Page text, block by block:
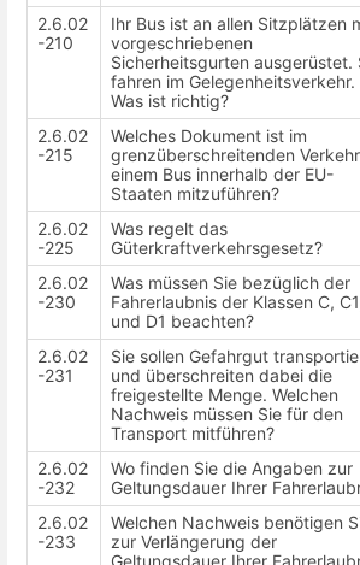
2.6.02
-210
Ihr Bus ist an allen Sitzplätzen
vorgeschriebenen
Sicherheitsgurten ausgerüstet.
fahren im Gelegenheitsverkehr.
Was ist richtig?
2.6.02
-215
Welches Dokument ist im
grenzüberschreitenden
einem Bus innerhalb der EU-
Staaten mitzuführen?
2.6.02
-225
Was regelt das
Güterkraftverkehrsgesetz?
2.6.02
-230
Was müssen Sie bezüglich der
Fahrerlaubnis der Klassen C,
und D1 beachten?
2.6.02
-231
Sie sollen Gefahrgut
und überschreiten dabei die
freigestellte Menge. Welchen
Nachweis müssen Sie für den
Transport mitführen?
2.6.02
-232
Wo finden Sie die Angaben zur
Geltungsdauer Ihrer
2.6.02
-233
Welchen Nachweis benötigen
zur Verlängerung der
Geltungsdauer Ihrer